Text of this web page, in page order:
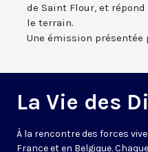
de Saint Flour, et
le terrain.
Une émission présentée
La Vie des
À la rencontre des forces
France et en Belgique.